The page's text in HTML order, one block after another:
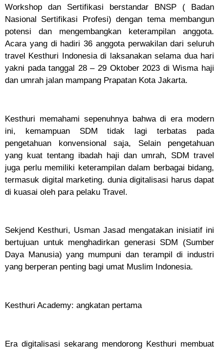
Workshop dan Sertifikasi berstandar BNSP ( Badan
Nasional Sertifikasi Profesi) dengan tema membangun
potensi dan mengembangkan keterampilan anggota.
Acara yang di hadiri 36 anggota perwakilan dari seluruh
travel Kesthuri Indonesia di laksanakan selama dua hari
yakni pada tanggal 28 – 29 Oktober 2023 di Wisma haji
dan umrah jalan mampang Prapatan Kota Jakarta.
Kesthuri memahami sepenuhnya bahwa di era modern
ini, kemampuan SDM tidak lagi terbatas pada
pengetahuan konvensional saja, Selain pengetahuan
yang kuat tentang ibadah haji dan umrah, SDM travel
juga perlu memiliki keterampilan dalam berbagai bidang,
termasuk digital marketing. dunia digitalisasi harus dapat
di kuasai oleh para pelaku Travel.
Sekjend Kesthuri, Usman Jasad mengatakan inisiatif ini
bertujuan untuk menghadirkan generasi SDM (Sumber
Daya Manusia) yang mumpuni dan terampil di industri
yang berperan penting bagi umat Muslim Indonesia.
Kesthuri Academy: angkatan pertama
Era digitalisasi sekarang mendorong Kesthuri membuat